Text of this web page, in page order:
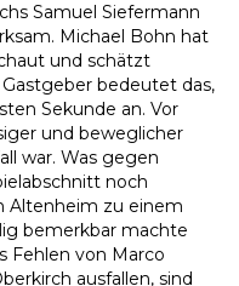
Samuel Siefermann
Michael Bohn hat
und schätzt
bedeutet das,
Sekunde an. Vor
und beweglicher
war. Was gegen
noch
Altenheim zu einem
bemerkbar machte
Fehlen von Marco
ausfallen, sind